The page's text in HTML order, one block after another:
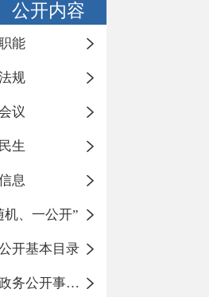
公开内容
能
规
议
生
息
机、一公开”
开基本目录
基层政务公开事项标准目录